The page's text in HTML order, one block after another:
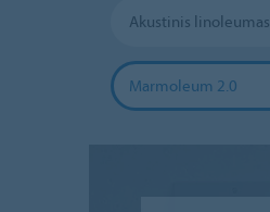
Akustinis linoleumas
Marmoleum 2.0